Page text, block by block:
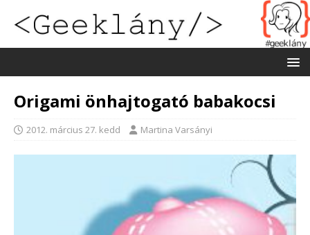
Origami önhajtogató babakocsi
2012. március 27. kedd Martina Varsányi